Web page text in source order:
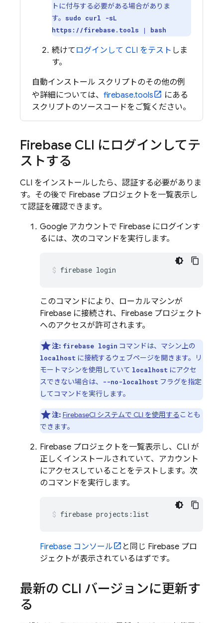
トに付与する必要がある場合がありま
す。
sudo curl -sL
https://firebase.tools | bash
続けて ログインして CLI をテスト しま
す。
自動インストール スクリプトのその他の例
や詳細については、 firebase.tools
にある
スクリプトのソースコードをご覧ください。
Firebase CLI にログインしてテ
ストする
CLI をインストールしたら、認証する必要がありま
す。その後で Firebase プロジェクトを一覧表示し
て認証を確認できます。
Google アカウントで Firebase にログインす
るには、次のコマンドを実行します。
firebase login
このコマンドにより、ローカルマシンが
Firebase に接続され、Firebase プロジェクト
へのアクセスが許可されます。
注: firebase login コマンドは、マシン上の
localhost に接続するウェブページを開きます。リ
モートマシンを使用していて localhost にアクセ
スできない場合は、
--no-localhost フラグを指定
してコマンドを実行します。
注: FirebaseCI システムで CLI を使用する ことも
できます。
Firebase プロジェクトを一覧表示し、CLI が
正しくインストールされていて、アカウント
にアクセスしていることをテストします。次
のコマンドを実行します。
firebase projects:list
Firebase コンソール
と同じ Firebase プロ
ジェクトが表示されているはずです。
最新の CLI バージョンに更新す
る